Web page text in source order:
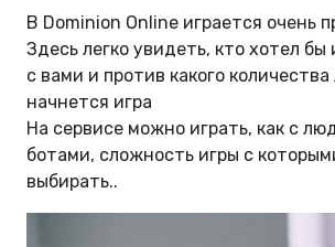
В Dominion Online играется очень
Здесь легко увидеть, кто хотел бы
с вами и против какого
начнется игра
На сервисе можно играть, как с
ботами, сложность игры с
выбирать..